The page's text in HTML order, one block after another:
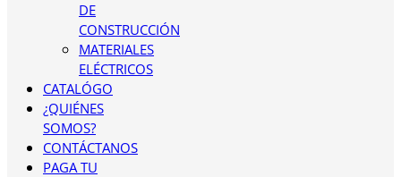
DE
CONSTRUCCIÓN
MATERIALES
ELÉCTRICOS
CATALÓGO
¿QUIÉNES
SOMOS?
CONTÁCTANOS
PAGA TU